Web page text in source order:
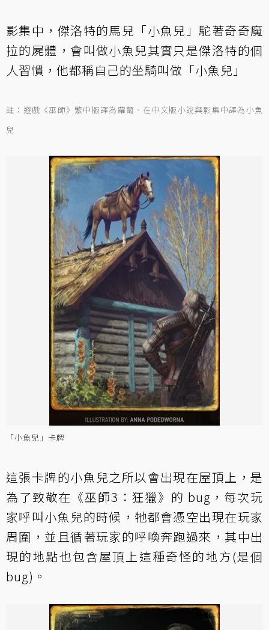
影集中，傑洛特的馬兒「小魚兒」駝著奇奇魔
拉的屍體，會叫做小魚兒其實只是傑洛特的個
人習慣，他都稱自己的坐騎叫做「小魚兒」
註：遊戲《巫師》繁中版譯為蘿蔔、在中文版小說與影集中譯為小魚
兒
「小魚兒」卡牌
這張卡牌的小魚兒之所以會出現在屋頂上，是
為了致敬在《巫師3：狂獵》的 bug，每次玩
家呼叫小魚兒的時候，牠都會憑空出現在玩家
周圍，並且循著玩家的呼喚奔跑過來，其中出
現的地點也包含屋頂上這種奇怪的地方(是個
bug)。